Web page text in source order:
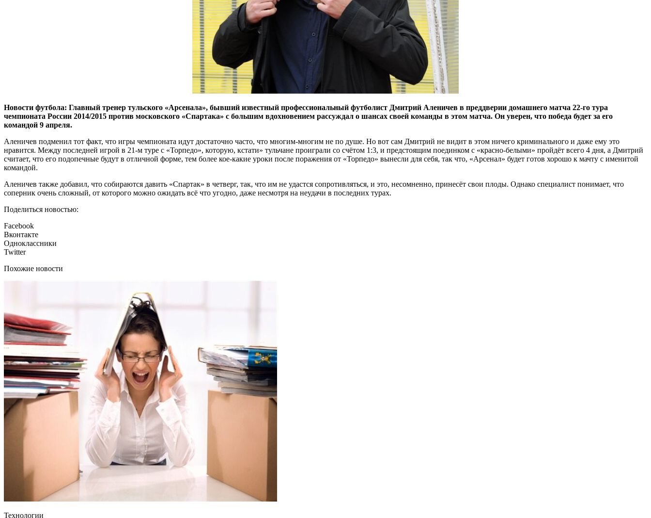
Новости футбола: Главный тренер тульского «Арсенала», бывший известный профессиональный футболист Дмитрий Аленичев в преддверии домашнего матча 22-го тура
чемпионата России 2014/2015 против московского «Спартака» с большим вдохновением рассуждал о шансах своей команды в этом матча. Он уверен, что победа будет за его
командой 9 апреля.
Аленичев подменил тот факт, что игры чемпионата идут достаточно часто, что многим-многим не по душе. Но вот сам Дмитрий не видит в этом ничего криминального и даже ему это
нравится. Между последней игрой в 21-м туре с «Торпедо», которую, кстати» тульчане проиграли со счётом 1:3, и предстоящим поединком с «красно-белыми» пройдёт всего 4 дня, а Дмитрий
считает, что его подопечные будут в отличной форме, тем более кое-какие уроки после поражения от «Торпедо» вынесли для себя, так что, «Арсенал» будет готов хорошо к мачту с именитой
командой.
Аленичев также добавил, что собираются давить «Спартак» в четверг, так, что им не удастся сопротивляться, и это, несомненно, принесёт свои плоды. Однако специалист понимает, что
соперник очень сложный, от которого можно ожидать всё что угодно, даже несмотря на неудачи в последних турах.
Поделиться новостью:
Facebook
Вконтакте
Одноклассники
Twitter
Похожие новости
Технологии